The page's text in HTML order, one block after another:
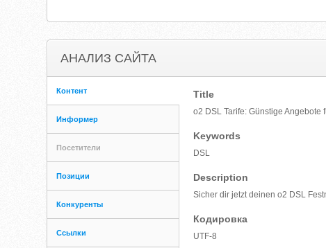
АНАЛИЗ САЙТА
Контент
Информер
Посетители
Позиции
Конкуренты
Ссылки
Title
o2 DSL Tarife: Günstige Angebote
Keywords
DSL
Description
Sicher dir jetzt deinen o2 DSL
Кодировка
UTF-8